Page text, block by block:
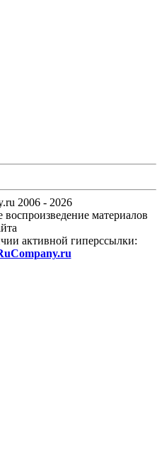
2006 - 2026
материалов
активной гиперссылки: